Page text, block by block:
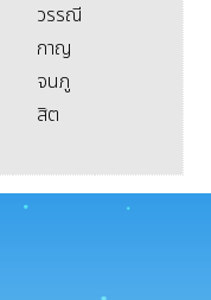
วรรณี
กาญ
จนภู
สิต